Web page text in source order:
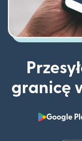
granicę
Google